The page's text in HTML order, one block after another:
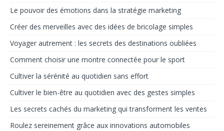
Le pouvoir des émotions dans la stratégie marketing
Créer des merveilles avec des idées de bricolage simples
Voyager autrement : les secrets des destinations oubliées
Comment choisir une montre connectée pour le sport
Cultiver la sérénité au quotidien sans effort
Cultiver le bien-être au quotidien avec des gestes simples
Les secrets cachés du marketing qui transforment les ventes
Roulez sereinement grâce aux innovations automobiles